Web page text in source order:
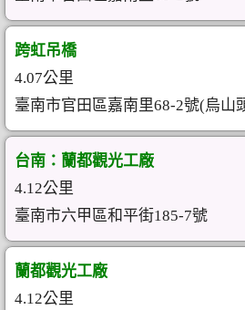
跨虹吊橋
4.07公里
臺南市官田區嘉南里68-2號(烏山
台南：蘭都觀光工廠
4.12公里
臺南市六甲區和平街185-7號
蘭都觀光工廠
4.12公里